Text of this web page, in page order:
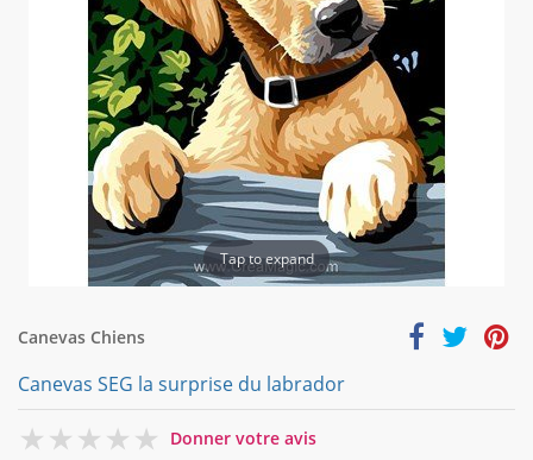
Tap to expand
Canevas Chiens
Canevas SEG la surprise du labrador
0
Donner votre avis